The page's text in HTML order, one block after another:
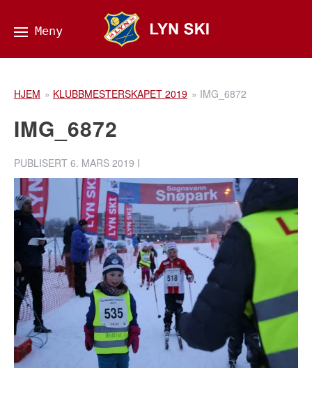
HJEM » KLUBBMESTERSKAPET 2019 » IMG_6872
IMG_6872
PUBLISERT 6. MARS 2019 I